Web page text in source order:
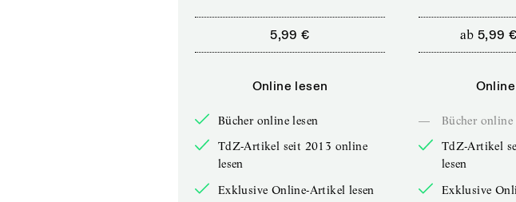
5,99 €
Online lesen
Bücher online lesen
TdZ-Artikel seit 2013 online
lesen
Exklusive Online-Artikel lesen
ab 5,99 €
—
Bücher online
TdZ-Artikel
lesen
Exklusive